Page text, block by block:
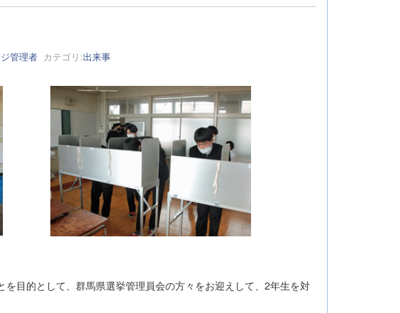
管理者カテゴリ:出来事
目的として、群馬県選挙管理員会の方々をお迎えして、2年生を対